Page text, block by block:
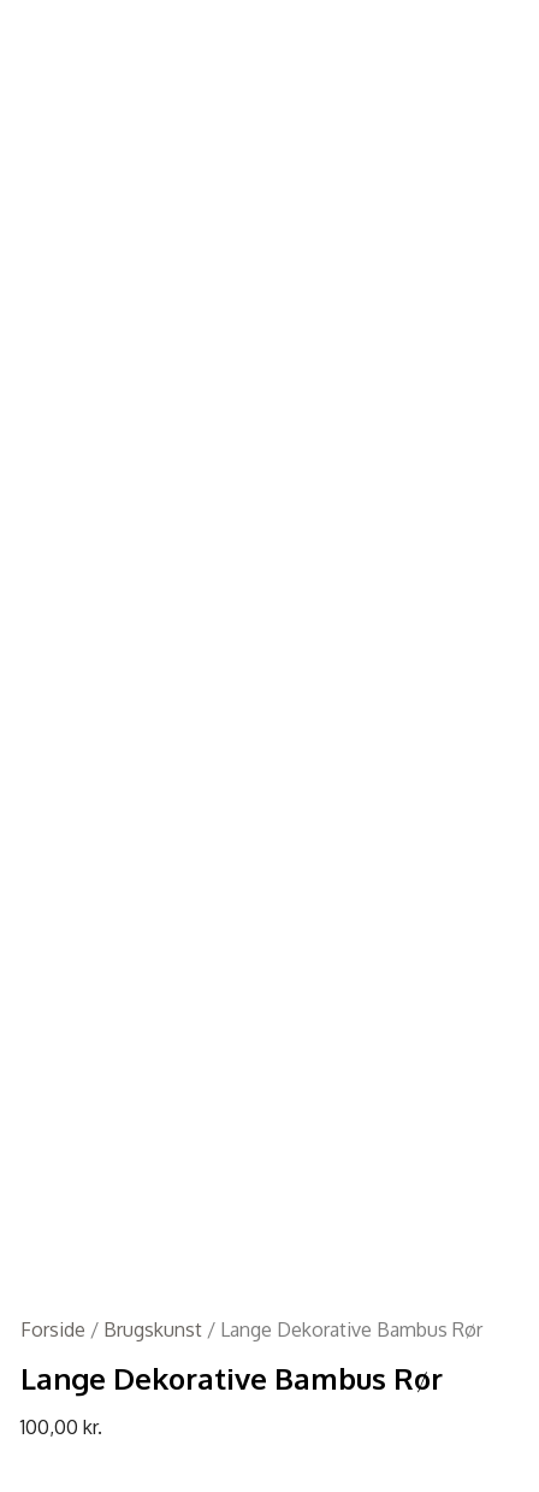
Forside / Brugskunst/ Lange Dekorative Bambus Rør
Lange Dekorative Bambus Rør
100,00 kr.